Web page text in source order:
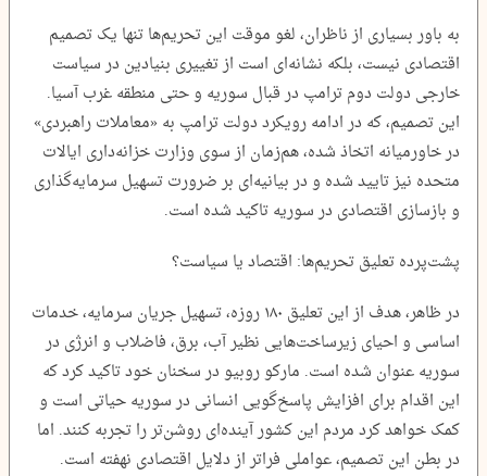
به باور بسیاری از ناظران، لغو موقت این تحریم‌ها تنها یک تصمیم
اقتصادی نیست، بلکه نشانه‌ای است از تغییری بنیادین در سیاست
خارجی دولت دوم ترامپ در قبال سوریه و حتی منطقه غرب آسیا.
این تصمیم، که در ادامه رویکرد دولت ترامپ به «معاملات راهبردی»
در خاورمیانه اتخاذ شده، هم‌زمان از سوی وزارت خزانه‌داری ایالات
متحده نیز تایید شده و در بیانیه‌ای بر ضرورت تسهیل سرمایه‌گذاری
و بازسازی اقتصادی در سوریه تاکید شده است.
پشت‌پرده تعلیق تحریم‌ها: اقتصاد یا سیاست؟
در ظاهر، هدف از این تعلیق ۱۸۰ روزه، تسهیل جریان سرمایه، خدمات
اساسی و احیای زیرساخت‌هایی نظیر آب، برق، فاضلاب و انرژی در
سوریه عنوان شده است. مارکو روبیو در سخنان خود تاکید کرد که
این اقدام برای افزایش پاسخ‌گویی انسانی در سوریه حیاتی است و
کمک خواهد کرد مردم این کشور آینده‌ای روشن‌تر را تجربه کنند. اما
در بطن این تصمیم، عواملی فراتر از دلایل اقتصادی نهفته است.